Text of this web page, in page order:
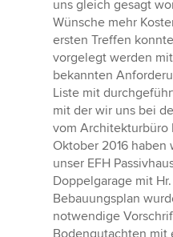
uns gleich gesagt
Wünsche mehr
ersten Treffen
vorgelegt werden
bekannten
Liste mit
mit der wir uns bei
vom Architekturbüro
Oktober 2016 haben
unser EFH
Doppelgarage mit
Bebauungsplan
notwendige
Bodengutachten